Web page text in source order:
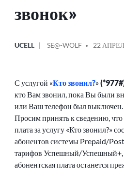
звонок»
В
UCELL
ОТ
SE@-WOLF 22
С услугой «Кто звонил?»
кто Вам звонил, пока Вы были
или Ваш телефон был выключен.
Просим принять к сведению, что
плата за услугу «Кто звонил?»
абонентов системы Prepaid/
тарифов Успешный/Успешный+,
абонентская плата останется